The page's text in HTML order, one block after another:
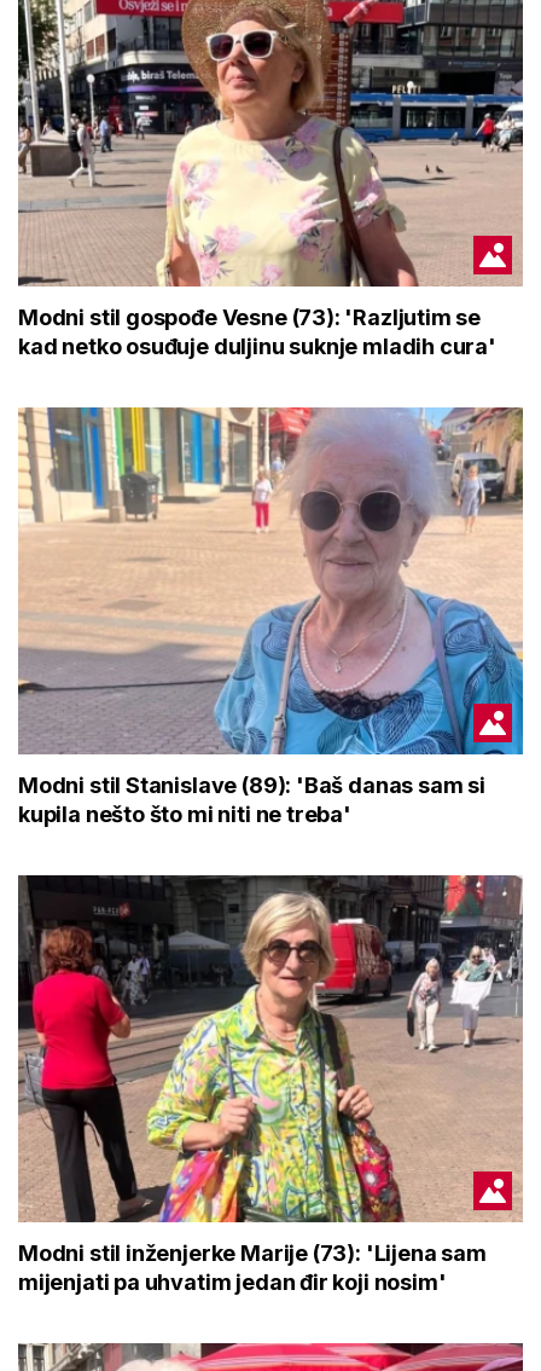
Modni stil gospođe Vesne (73): 'Razljutim se
kad netko osuđuje duljinu suknje mladih cura'
Modni stil Stanislave (89): 'Baš danas sam si
kupila nešto što mi niti ne treba'
Modni stil inženjerke Marije (73): 'Lijena sam
mijenjati pa uhvatim jedan đir koji nosim'